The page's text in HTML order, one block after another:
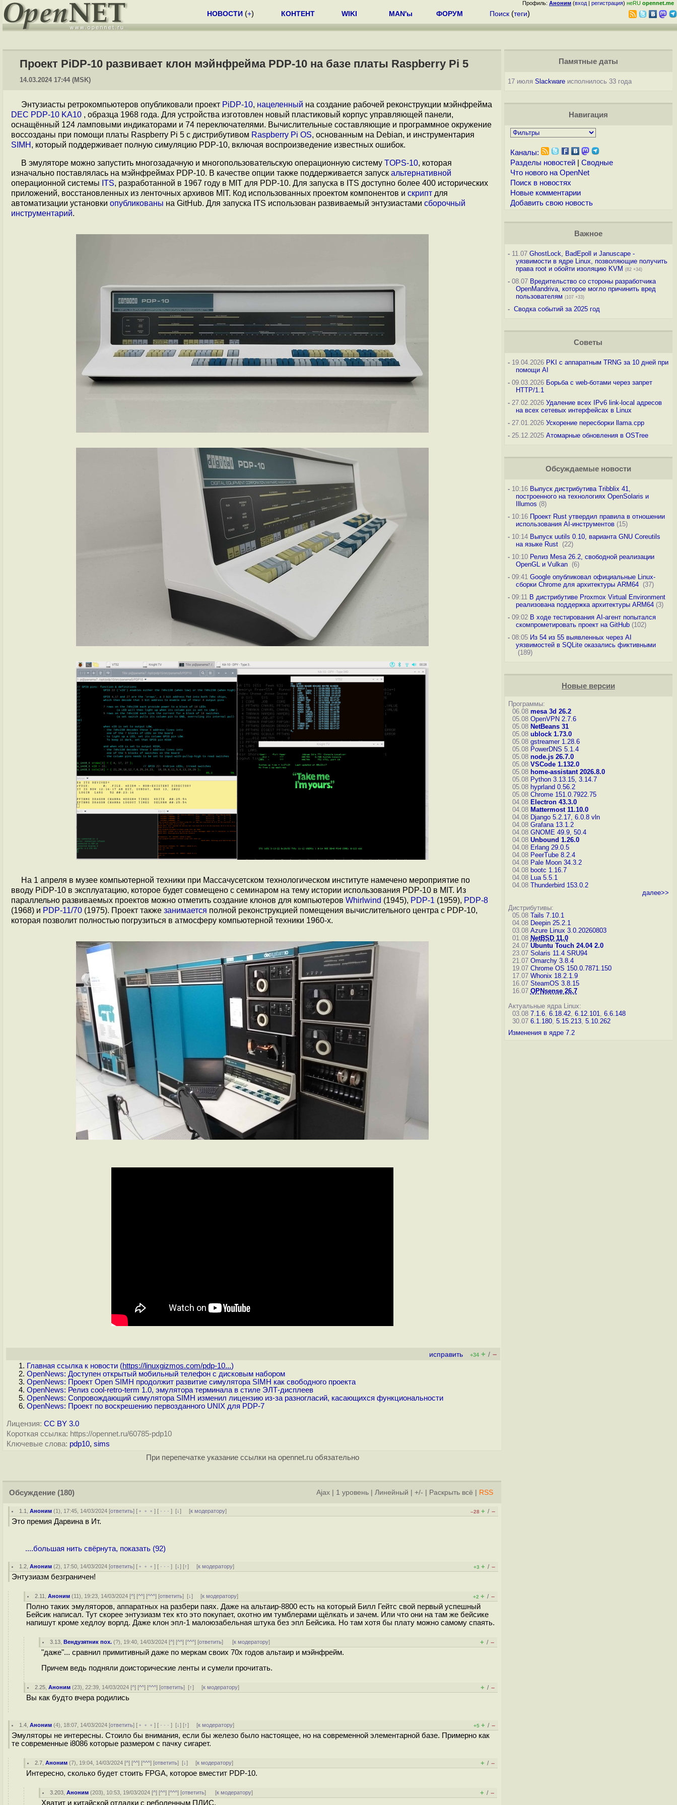
Профиль: Аноним (вход | регистрация) неRU opennet.me
НОВОСТИ (+) КОНТЕНТ WIKI MAN'ы ФОРУМ Поиск (теги)
Проект PiDP-10 развивает клон мэйнфрейма PDP-10 на базе платы Raspberry Pi 5
14.03.2024 17:44 (MSK)
Энтузиасты ретрокомпьютеров опубликовали проект PiDP-10, нацеленный на создание рабочей реконструкции мэйнфрейма
DEC PDP-10 KA10 , образца 1968 года. Для устройства изготовлен новый пластиковый корпус управляющей панели,
оснащённый 124 ламповыми индикаторами и 74 переключателями. Вычислительные составляющие и программное окружение
воссозданы при помощи платы Raspberry Pi 5 с дистрибутивом Raspberry Pi OS, основанным на Debian, и инструментария
SIMH , который поддерживает полную симуляцию PDP-10, включая воспроизведение известных ошибок.
В эмуляторе можно запустить многозадачную и многопользовательскую операционную систему TOPS-10, которая
изначально поставлялась на мэйнфреймах PDP-10. В качестве опции также поддерживается запуск альтернативной
операционной системы ITS, разработанной в 1967 году в MIT для PDP-10. Для запуска в ITS доступно более 400 исторических
приложений, восстановленных из ленточных архивов MIT. Код использованных проектом компонентов и скрипт для
автоматизации установки опубликованы на GitHub. Для запуска ITS использован развиваемый энтузиастами сборочный
инструментарий.
На 1 апреля в музее компьютерной техники при Массачусетском технологическом институте намечено мероприятие по
вводу PiDP-10 в эксплуатацию, которое будет совмещено с семинаром на тему истории использования PDP-10 в MIT. Из
параллельно развиваемых проектов можно отметить создание клонов для компьютеров Whirlwind (1945), PDP-1 (1959), PDP-8
(1968) и PDP-11/70 (1975). Проект также занимается полной реконструкцией помещения вычислительного центра с PDP-10,
которая позволит полностью погрузиться в атмосферу компьютерной техники 1960-х.
исправить +34 + / –
Главная ссылка к новости (https://linuxgizmos.com/pdp-10...)
OpenNews: Доступен открытый мобильный телефон с дисковым набором
OpenNews: Проект Open SIMH продолжит развитие симулятора SIMH как свободного проекта
OpenNews: Релиз cool-retro-term 1.0, эмулятора терминала в стиле ЭЛТ-дисплеев
OpenNews: Сопровождающий симулятора SIMH изменил лицензию из-за разногласий, касающихся функциональности
OpenNews: Проект по воскрешению первозданного UNIX для PDP-7
Лицензия: CC BY 3.0
Короткая ссылка: https://opennet.ru/60785-pdp10
Ключевые слова: pdp10, sims
При перепечатке указание ссылки на opennet.ru обязательно
Обсуждение (180) Ajax 1 уровень Линейный +/- Раскрыть всё RSS
1.1 ,Аноним (1), 17:45, 14/03/2024 [ответить] [ ﹢﹢﹢] [ · · ·][↓] [к модератору] –28 + / –
Это премия Дарвина в Ит.
....большая нить свёрнута, показать (92)
1.2 ,Аноним (2), 17:50, 14/03/2024 [ответить] [ ﹢﹢﹢] [ · · ·][↓] [↑] [к модератору] +3 + / –
Энтузиазм безграничен!
2.11 ,Аноним (11), 19:23, 14/03/2024 [^] [^^] [^^^] [ответить][↓] [к модератору] +2 + / –
Полно таких эмуляторов, аппаратных на разбери паях. Даже на альтаир-8800 есть на который Билл Гейтс свой первый успешный
Бейсик написал. Тут скорее энтузиазм тех кто это покупает, охотно им тумблерами щёлкать и зачем. Или что они на там же бейсике
напишут кроме хедлоу ворлд. Даже клон эпл-1 малоюзабельная штука без эпл Бейсика. Но там хотя бы плату можно самому спаять.
3.13 ,Вендузятник пох. (?), 19:40, 14/03/2024 [^] [^^] [^^^] [ответить] [к модератору] + / –
"даже"... сравнил примитивный даже по меркам своих 70х годов альтаир и мэйнфрейм.
Причем ведь подняли доисторические ленты и сумели прочитать.
2.25 ,Аноним (23), 22:39, 14/03/2024 [^] [^^] [^^^] [ответить][↑] [к модератору] + / –
Вы как будто вчера родились
1.4 ,Аноним (4), 18:07, 14/03/2024 [ответить] [ ﹢﹢﹢] [ · · ·][↓] [↑] [к модератору] +5 + / –
Эмуляторы не интересны. Стоило бы внимания, если бы железо было настоящее, но на современной элементарной базе. Примерно как
те современные i8086 которые размером с пачку сигарет.
2.7 ,Аноним (7), 19:04, 14/03/2024 [^] [^^] [^^^] [ответить][↓] [к модератору] + / –
Интересно, сколько будет стоить FPGA, которое вместит PDP-10.
3.203 ,Аноним (203), 10:53, 19/03/2024 [^] [^^] [^^^] [ответить] [к модератору] + / –
Хватит и китайской отладки с реболенным ПЛИС.
Памятные даты
17 июля Slackwareисполнилось 33 года
Навигация
Каналы:
Разделы новостей| Сводные
Что нового на OpenNet
Поиск в новостях
Новые комментарии
Добавить свою новость
Важное
-11.07 GhostLock, BadEpoll и Januscape -
уязвимости в ядре Linux, позволяющие получить
права root и обойти изоляцию KVM (82 +34)
-08.07 Вредительство со стороны разработчика
OpenMandriva, которое могло причинить вред
пользователям (107 +33)
- Сводка событий за 2025 год
Советы
-19.04.2026 PKI с аппаратным TRNG за 10 дней при
помощи AI
-09.03.2026 Борьба с web-ботами через запрет
HTTP/1.1
-27.02.2026 Удаление всех IPv6 link-local адресов
на всех сетевых интерфейсах в Linux
-27.01.2026 Ускорение пересборки llama.cpp
-25.12.2025 Атомарные обновления в OSTree
Обсуждаемые новости
-10:16 Выпуск дистрибутива Tribblix 41,
построенного на технологиях OpenSolaris и
Illumos (8)
-10:16 Проект Rust утвердил правила в отношении
использования AI-инструментов(15)
-10:14 Выпуск uutils 0.10, варианта GNU Coreutils
на языке Rust (22)
-10:10 Релиз Mesa 26.2, свободной реализации
OpenGL и Vulkan (6)
-09:41 Google опубликовал официальные Linux-
сборки Chrome для архитектуры ARM64 (37)
-09:11 В дистрибутиве Proxmox Virtual Environment
реализована поддержка архитектуры ARM64(3)
-09:02 В ходе тестирования AI-агент попытался
скомпрометировать проект на GitHub(102)
-08:05 Из 54 из 55 выявленных через AI
уязвимостей в SQLite оказались фиктивными
(189)
Новые версии
Программы:
06.08 mesa 3d 26.2
05.08 OpenVPN 2.7.6
05.08 NetBeans 31
05.08 ublock 1.73.0
05.08 gstreamer 1.28.6
05.08 PowerDNS 5.1.4
05.08 node.js 26.7.0
05.08 VSCode 1.132.0
05.08 home-assistant 2026.8.0
05.08 Python 3.13.15, 3.14.7
05.08 hyprland 0.56.2
05.08 Chrome 151.0.7922.75
04.08 Electron 43.3.0
04.08 Mattermost 11.10.0
04.08 Django 5.2.17, 6.0.8 vln
04.08 Grafana 13.1.2
04.08 GNOME 49.9, 50.4
04.08 Unbound 1.26.0
04.08 Erlang 29.0.5
04.08 PeerTube 8.2.4
04.08 Pale Moon 34.3.2
04.08 bootc 1.16.7
04.08 Lua 5.5.1
04.08 Thunderbird 153.0.2
далее>>
Дистрибутивы:
05.08 Tails 7.10.1
04.08 Deepin 25.2.1
03.08 Azure Linux 3.0.20260803
01.08 NetBSD 11.0
24.07 Ubuntu Touch 24.04 2.0
23.07 Solaris 11.4 SRU94
21.07 Omarchy 3.8.4
19.07 Chrome OS 150.0.7871.150
17.07 Whonix 18.2.1.9
16.07 SteamOS 3.8.15
16.07 OPNsense 26.7
Актуальные ядра Linux:
03.08 7.1.6, 6.18.42, 6.12.101, 6.6.148
30.07 6.1.180, 5.15.213, 5.10.262
Изменения в ядре 7.2